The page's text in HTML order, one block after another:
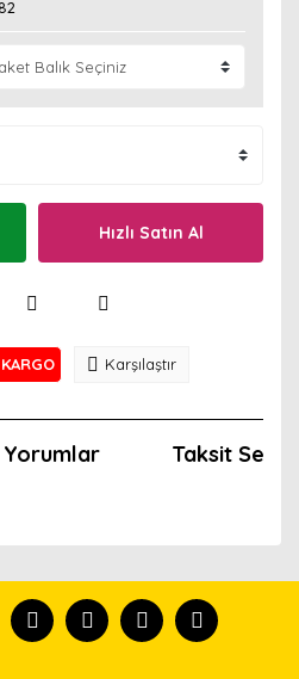
Hızlı Satın Al
Karşılaştır
Yorumlar Taksit
tanısın.
iletebilirsiniz.
teşekkür ederiz.